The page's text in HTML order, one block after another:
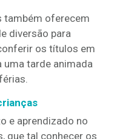
também oferecem
diversão para
os títulos em
uma tarde animada
e aprendizado no
que tal conhecer os